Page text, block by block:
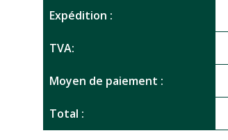
Expédition :
TVA:
Moyen de paiement :
Total :